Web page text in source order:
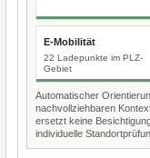
E-Mobilität
22 Ladepunkte im PLZ-
Gebiet
Automatischer
nachvollziehbaren
ersetzt keine
individuelle